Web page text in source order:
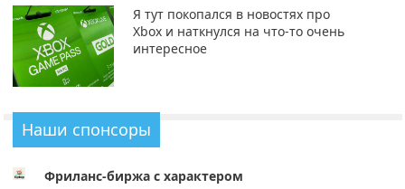
Я тут покопался в новостях про
Xbox и наткнулся на что-то очень
интересное
Наши спонсоры
Фриланс-биржа с характером